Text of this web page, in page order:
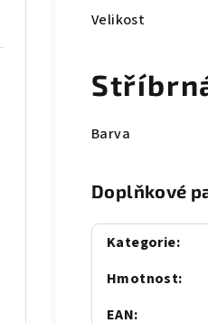
Velikost
Barva
Doplňkové
Kategorie:
Hmotnost:
EAN: